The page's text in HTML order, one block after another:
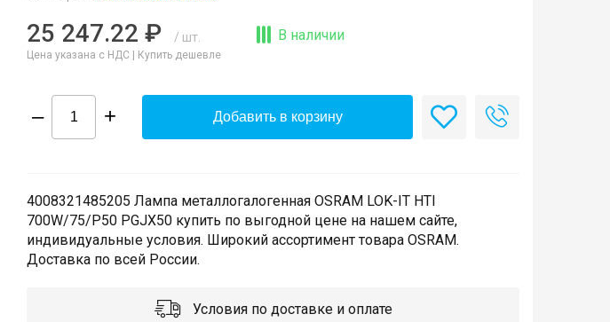
25 247.22 ₽ / шт.
Цена указана с НДС | Купить дешевле
В наличии
– + Добавить в корзину
4008321485205 Лампа металлогалогенная OSRAM LOK-IT HTI
700W/75/P50 PGJX50 купить по выгодной цене на нашем сайте,
индивидуальные условия. Широкий ассортимент товара OSRAM.
Доставка по всей России.
Условия по доставке и оплате